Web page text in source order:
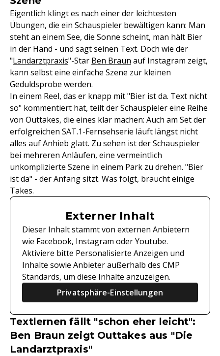
Eigentlich klingt es nach einer der leichtesten
Übungen, die ein Schauspieler bewältigen kann: Man
steht an einem See, die Sonne scheint, man hält Bier
in der Hand - und sagt seinen Text. Doch wie der
"Landarztpraxis"-Star Ben Braun auf Instagram zeigt,
kann selbst eine einfache Szene zur kleinen
Geduldsprobe werden.
In einem Reel, das er knapp mit "Bier ist da. Text nicht
so" kommentiert hat, teilt der Schauspieler eine Reihe
von Outtakes, die eines klar machen: Auch am Set der
erfolgreichen SAT.1-Fernsehserie läuft längst nicht
alles auf Anhieb glatt. Zu sehen ist der Schauspieler
bei mehreren Anläufen, eine vermeintlich
unkomplizierte Szene in einem Park zu drehen. "Bier
ist da" - der Anfang sitzt. Was folgt, braucht einige
Takes.
Externer Inhalt
Dieser Inhalt stammt von externen Anbietern
wie Facebook, Instagram oder Youtube.
Aktiviere bitte Personalisierte Anzeigen und
Inhalte sowie Anbieter außerhalb des CMP
Standards, um diese Inhalte anzuzeigen.
Privatsphäre-Einstellungen
Textlernen fällt "schon eher leicht":
Ben Braun zeigt Outtakes aus "Die
Landarztpraxis"